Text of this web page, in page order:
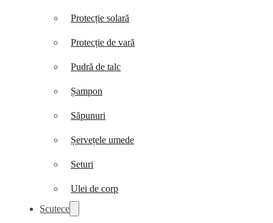
Protecție solară
Protecție de vară
Pudră de talc
Șampon
Săpunuri
Șervețele umede
Seturi
Ulei de corp
Scutece